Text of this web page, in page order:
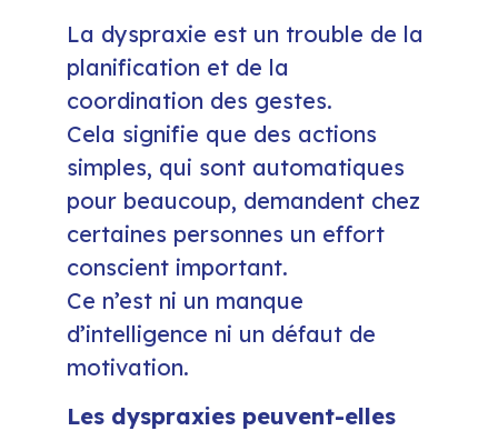
La dyspraxie est un trouble de la
planification et de la
coordination des gestes.
Cela signifie que des actions
simples, qui sont automatiques
pour beaucoup, demandent chez
certaines personnes un effort
conscient important.
Ce n’est ni un manque
d’intelligence ni un défaut de
motivation.
Les dyspraxies peuvent-elles